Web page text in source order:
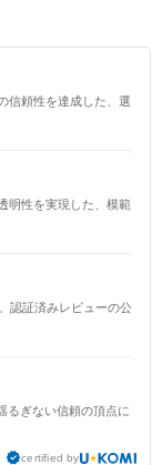
信頼性を達成した、選
明性を実現した、模範
認証済みレビューの公
るぎない信頼の頂点に
certified by